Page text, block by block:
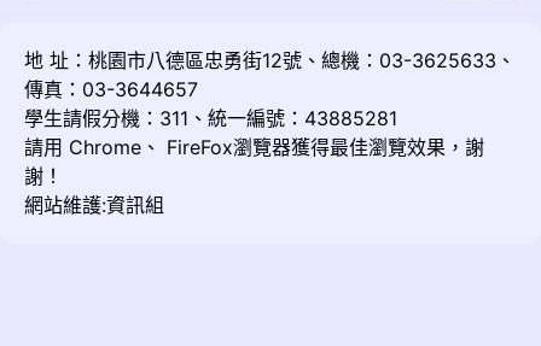
地 址：桃園市八德區忠勇街12號、總機：03-3625633、
傳真：03-3644657
學生請假分機：311、統一編號：43885281
請用 Chrome 、 FireFox瀏覽器獲得最佳瀏覽效果，謝
謝！
網站維護:資訊組